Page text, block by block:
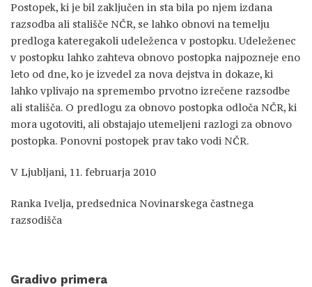
Postopek, ki je bil zaključen in sta bila po njem izdana
razsodba ali stališče NČR, se lahko obnovi na temelju
predloga kateregakoli udeleženca v postopku. Udeleženec
v postopku lahko zahteva obnovo postopka najpozneje eno
leto od dne, ko je izvedel za nova dejstva in dokaze, ki
lahko vplivajo na spremembo prvotno izrečene razsodbe
ali stališča. O predlogu za obnovo postopka odloča NČR, ki
mora ugotoviti, ali obstajajo utemeljeni razlogi za obnovo
postopka. Ponovni postopek prav tako vodi NČR.
V Ljubljani, 11. februarja 2010
Ranka Ivelja, predsednica Novinarskega častnega
razsodišča
Gradivo primera